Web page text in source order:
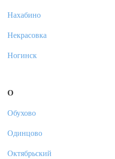
Нахабино
Некрасовка
Ногинск
О
Обухово
Одинцово
Октябрьский